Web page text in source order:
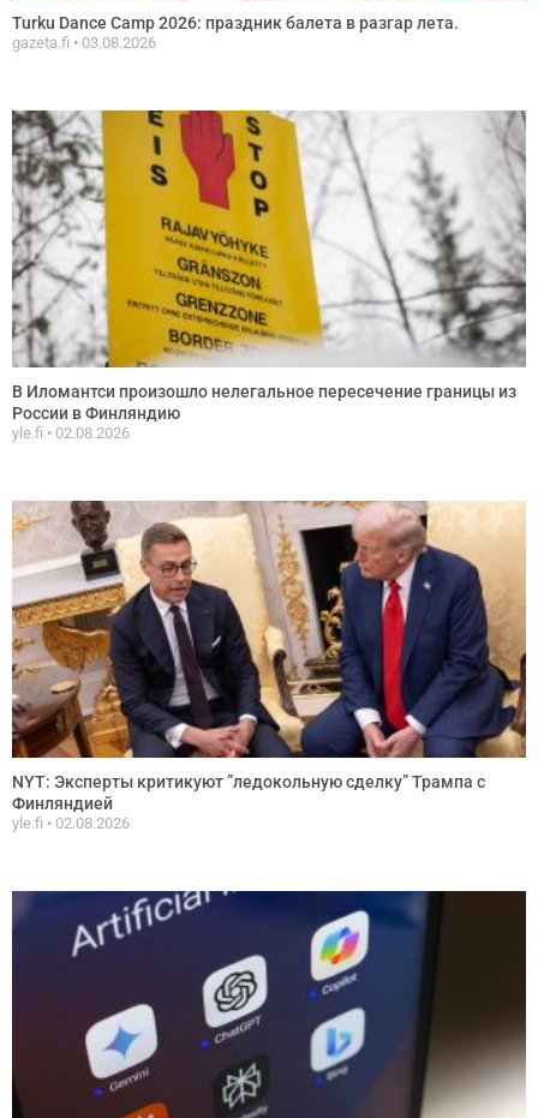
Turku Dance Camp 2026: праздник балета в разгар летa.
gazeta.fi 03.08.2026
В Иломантси произошло нелегальное пересечение границы из
России в Финляндию
yle.fi 02.08.2026
NYT: Эксперты критикуют ”ледокольную сделку” Трампа с
Финляндией
yle.fi 02.08.2026